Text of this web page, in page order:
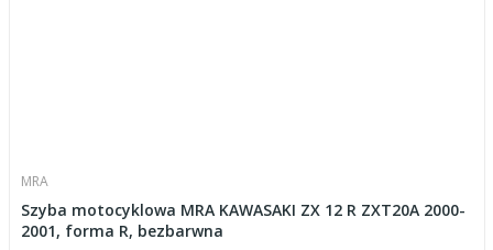
MRA
Szyba motocyklowa MRA KAWASAKI ZX 12 R ZXT20A 2000-
2001, forma R, bezbarwna